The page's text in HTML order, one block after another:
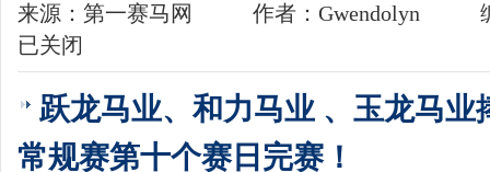
来源：第一赛马网
作者：Gwendolyn
已关闭
跃龙马业、和力马业 、玉龙马业
常规赛第十个赛日完赛！